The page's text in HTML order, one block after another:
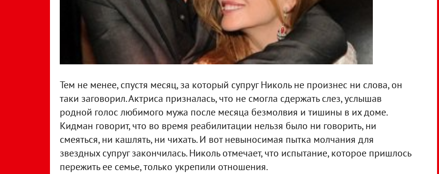
Тем не менее, спустя месяц, за который супруг Николь не произнес ни слова, он
таки заговорил. Актриса призналась, что не смогла сдержать слез, услышав
родной голос любимого мужа после месяца безмолвия и тишины в их доме.
Кидман говорит, что во время реабилитации нельзя было ни говорить, ни
смеяться, ни кашлять, ни чихать. И вот невыносимая пытка молчания для
звездных супруг закончилась. Николь отмечает, что испытание, которое пришлось
пережить ее семье, только укрепили отношения.